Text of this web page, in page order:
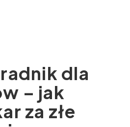
dla
– jak
za złe